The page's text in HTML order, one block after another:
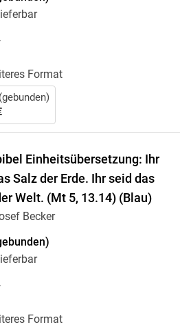
Format
Einheitsübersetzung: Ihr
Salz der Erde. Ihr seid das
Welt. (Mt 5, 13.14) (Blau)
Becker
Format